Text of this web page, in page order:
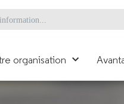
organisation